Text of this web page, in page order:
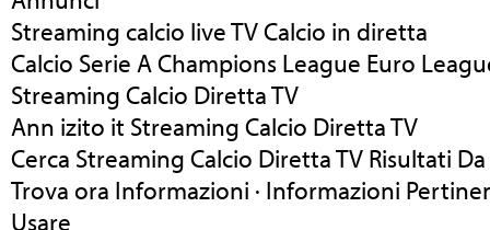
Streaming calcio live TV Calcio in diretta
Calcio Serie A Champions League Euro
Streaming Calcio Diretta TV
Ann izito it Streaming Calcio Diretta TV
Cerca Streaming Calcio Diretta TV Risultati
Trova ora Informazioni · Informazioni
Usare